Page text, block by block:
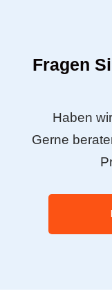
Fragen
Haben
Gerne